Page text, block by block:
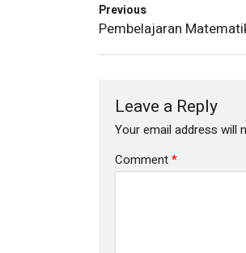
Previous
Pembelajaran
Leave a Reply
Your email address will
Comment*